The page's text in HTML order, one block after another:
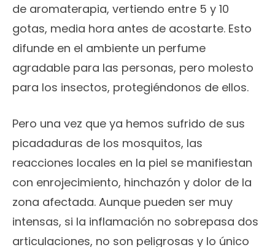
de aromaterapia, vertiendo entre 5 y 10
gotas, media hora antes de acostarte. Esto
difunde en el ambiente un perfume
agradable para las personas, pero molesto
para los insectos, protegiéndonos de ellos.
Pero una vez que ya hemos sufrido de sus
picadaduras de los mosquitos, las
reacciones locales en la piel se manifiestan
con enrojecimiento, hinchazón y dolor de la
zona afectada. Aunque pueden ser muy
intensas, si la inflamación no sobrepasa dos
articulaciones, no son peligrosas y lo único